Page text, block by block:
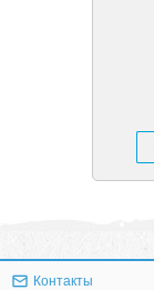
Контакты